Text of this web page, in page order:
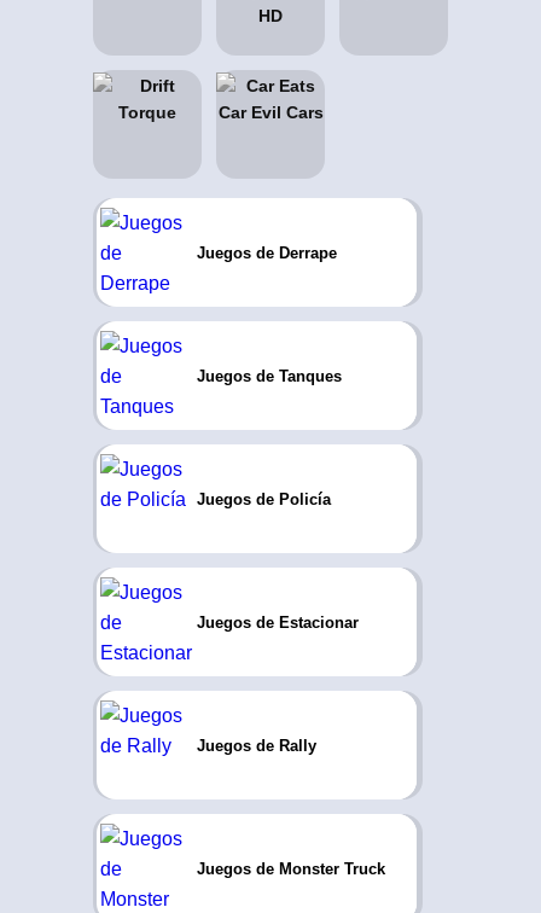
Juegos de Derrape
Juegos de Tanques
Juegos de Policía
Juegos de Estacionar
Juegos de Rally
Juegos de Monster Truck